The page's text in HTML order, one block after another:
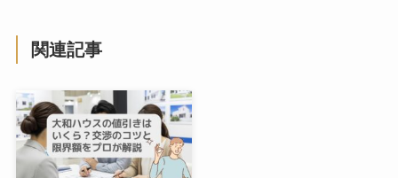
関連記事